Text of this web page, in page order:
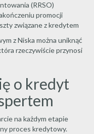
(RRSO)
promocji
związane z kredytem
z Niska można uniknąć
rzeczywiście przynosi
o kredyt
na każdym etapie
proces kredytowy.